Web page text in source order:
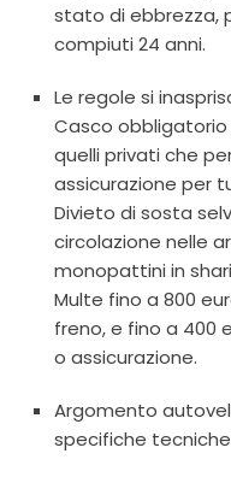
stato di ebbrezza,
compiuti 24 anni.
Le regole si
Casco
quelli privati che
assicurazione per
Divieto di sosta
circolazione nelle
monopattini in
Multe fino a 800
freno, e fino a 400
o assicurazione.
Argomento
specifiche